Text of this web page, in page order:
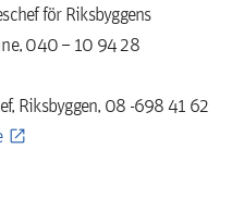
för Riksbyggens
040 – 10 94 28
Riksbyggen, 08 -698 41 62